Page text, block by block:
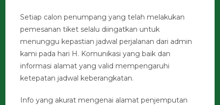
Setiap calon penumpang yang telah melakukan
pemesanan tiket selalu diingatkan untuk
menunggu kepastian jadwal perjalanan dari admin
kami pada hari H. Komunikasi yang baik dan
informasi alamat yang valid mempengaruhi
ketepatan jadwal keberangkatan.
Info yang akurat mengenai alamat penjemputan